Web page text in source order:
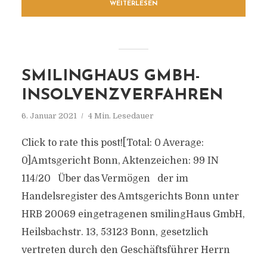
WEITERLESEN
SMILINGHAUS GMBH-
INSOLVENZVERFAHREN
6. Januar 2021 4 Min. Lesedauer
Click to rate this post![Total: 0 Average:
0]Amtsgericht Bonn, Aktenzeichen: 99 IN
114/20 Über das Vermögen der im
Handelsregister des Amtsgerichts Bonn unter
HRB 20069 eingetragenen smilingHaus GmbH,
Heilsbachstr. 13, 53123 Bonn, gesetzlich
vertreten durch den Geschäftsführer Herrn